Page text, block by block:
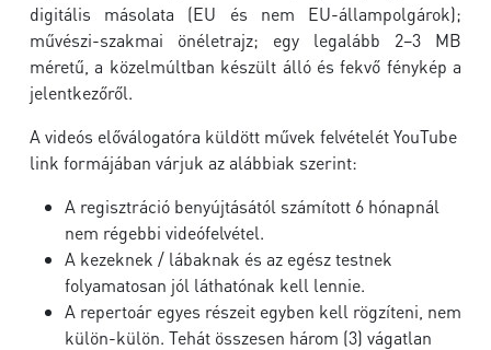
digitális másolata (EU és nem EU-állampolgárok);
művészi-szakmai önéletrajz; egy legalább 2–3 MB
méretű, a közelmúltban készült álló és fekvő fénykép a
jelentkezőről.
A videós előválogatóra küldött művek felvételét YouTube
link formájában várjuk az alábbiak szerint:
A regisztráció benyújtásától számított 6 hónapnál
nem régebbi videófelvétel.
A kezeknek / lábaknak és az egész testnek
folyamatosan jól láthatónak kell lennie.
A repertoár egyes részeit egyben kell rögzíteni, nem
külön-külön. Tehát összesen három (3) vágatlan